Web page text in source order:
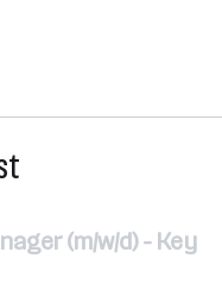
(m/w/d) - Key